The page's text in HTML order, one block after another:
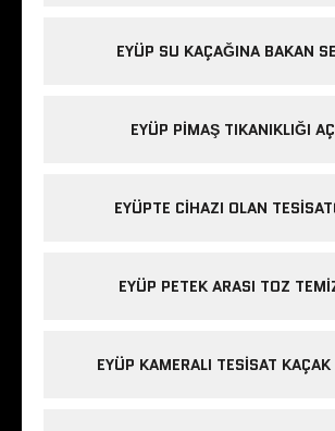
EYÜP SU KAÇAĞINA BAKAN
EYÜP PIMAŞ TIKANIKLIĞI
EYÜPTE CIHAZI OLAN
EYÜP PETEK ARASI TOZ
EYÜP KAMERALI TESISAT